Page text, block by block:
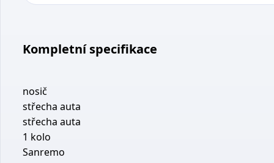
Kompletní specifikace
nosič
střecha auta
střecha auta
1 kolo
Sanremo